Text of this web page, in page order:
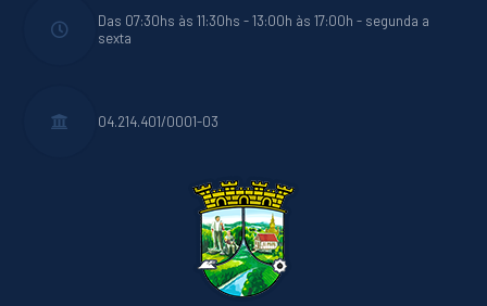
Das 07:30hs às 11:30hs - 13:00h às 17:00h - segunda a
sexta
04.214.401/0001-03